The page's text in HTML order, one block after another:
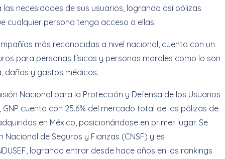
necesidades de sus usuarios, logrando así pólizas
cualquier persona tenga acceso a ellas.
más reconocidas a nivel nacional, cuenta con un
para personas físicas y personas morales como lo son
daños y gastos médicos.
Nacional para la Protección y Defensa de los Usuarios
GNP cuenta con 25.6% del mercado total de las pólizas de
en México, posicionándose en primer lugar. Se
de Seguros y Fianzas (CNSF) y es
logrando entrar desde hace años en los rankings